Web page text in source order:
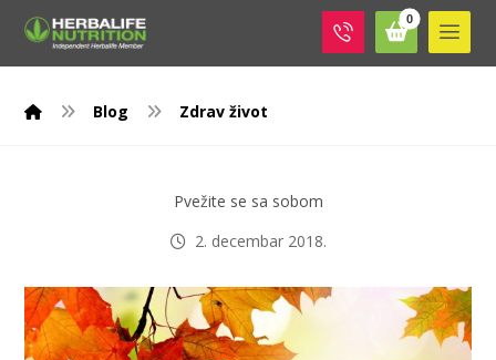
Blog Zdrav život
Pvežite se sa sobom
2. decembar 2018.